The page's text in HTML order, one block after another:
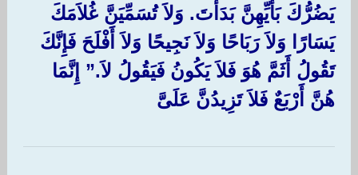
يَضُرُّكَ بَأَيِّهِنَّ بَدَأْتَ.‏ وَلاَ تُسَمِّيَنَّ غُلاَمَكَ
يَسَارًا وَلاَ رَبَاحًا وَلاَ نَجِيحًا وَلاَ أَفْلَحَ فَإِنَّكَ
تَقُولُ أَثَمَّ هُوَ فَلاَ يَكُونُ فَيَقُولُ لاَ‏.”‏‏ إِنَّمَا
هُنَّ أَرْبَعٌ فَلاَ تَزِيدُنَّ عَلَىَّ ‏